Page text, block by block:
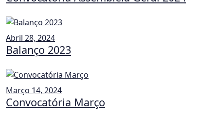
Abril 28, 2024
Balanço 2023
Março 14, 2024
Convocatória Março